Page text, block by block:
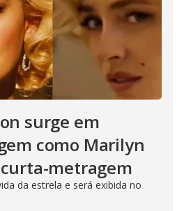
surge em
como Marilyn
metragem
da estrela e será exibida no